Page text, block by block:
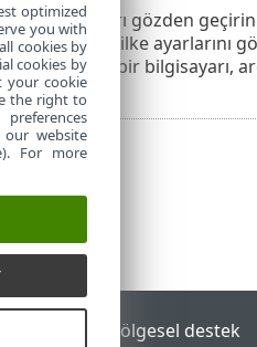
için ayarları gözden
Agent ilke ayarlarını
sonra bir bilgisayarı,
Bölgesel destek
optimized
you with
cookies by
cookies by
your cookie
the right to
website
For more